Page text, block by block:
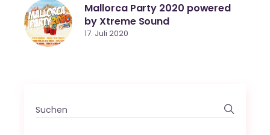
Mallorca Party 2020 powered
by Xtreme Sound
17. Juli 2020
Search
for: